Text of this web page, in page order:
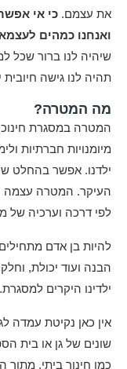
את עצמם. כי אי
ואנחנו כמהים
שיהיה לנו ברור שכל
תהיה לנו גישה
מה המטרה?
המטרה במסגרת
מיומנויות חברתיות
ילדנו. אפשר בהחלט
העיקר. המטרה עצמה
לפי דרכה וערכיה של
להיות בן אדם
הבנה ועוד יכולת,
ילדינו היקרים למסגרת.
אין כאן נקיטת עמדה
שונים של גן או בית
כמו חינוך ביתי,